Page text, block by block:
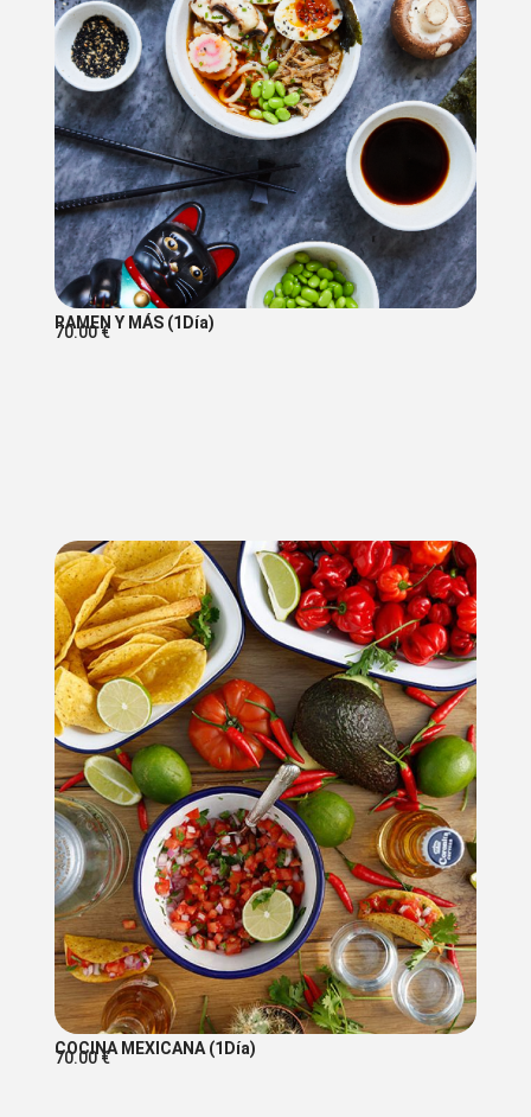
RAMEN Y MÁS (1Día)
70.00€
COCINA MEXICANA (1Día)
70.00€